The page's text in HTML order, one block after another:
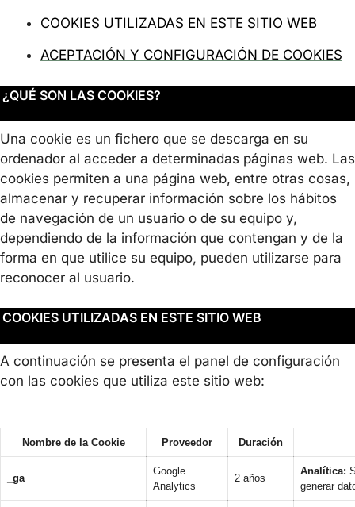
COOKIES UTILIZADAS EN ESTE SITIO WEB
ACEPTACIÓN Y CONFIGURACIÓN DE COOKIES
¿QUÉ SON LAS COOKIES?
Una cookie es un fichero que se descarga en su
ordenador al acceder a determinadas páginas web. Las
cookies permiten a una página web, entre otras cosas,
almacenar y recuperar información sobre los hábitos
de navegación de un usuario o de su equipo y,
dependiendo de la información que contengan y de la
forma en que utilice su equipo, pueden utilizarse para
reconocer al usuario.
COOKIES UTILIZADAS EN ESTE SITIO WEB
A continuación se presenta el panel de configuración
con las cookies que utiliza este sitio web:
Nombre de la Cookie Proveedor Duración
_ga
Google
Analytics
2 años
Analítica:
generar